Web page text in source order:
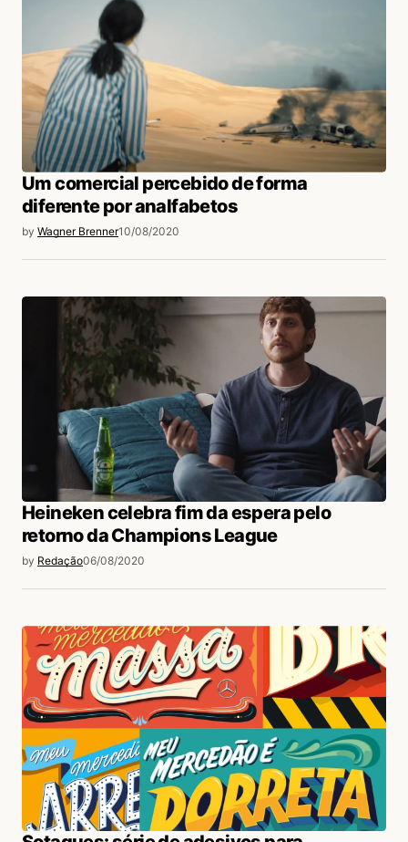
Um comercial percebido de forma
diferente por analfabetos
by Wagner Brenner10/08/2020
Heineken celebra fim da espera pelo
retorno da Champions League
by Redação06/08/2020